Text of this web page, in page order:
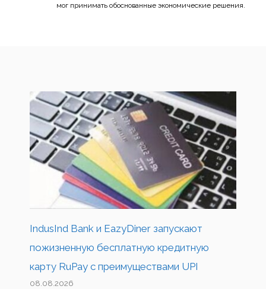
мог принимать обоснованные экономические решения.
IndusInd Bank и EazyDiner запускают
пожизненную бесплатную кредитную
карту RuPay с преимуществами UPI
08.08.2026